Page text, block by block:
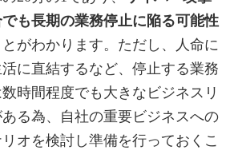
も長期の業務停止に陥る可能性
がわかります。ただし、人命に
に直結するなど、停止する業務
時間程度でも大きなビジネスリ
る為、自社の重要ビジネスへの
オを検討し準備を行っておくこ